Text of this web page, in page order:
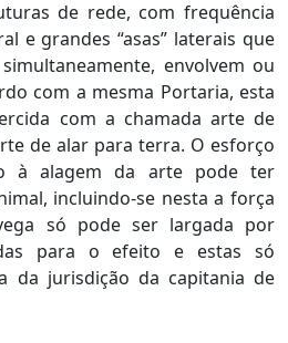
de rede, com frequência
e grandes “asas” laterais que
envolvem ou
com a mesma Portaria, esta
com a chamada arte de
de alar para terra. O esforço
à alagem da arte pode ter
incluindo-se nesta a força
só pode ser largada por
para o efeito e estas só
da jurisdição da capitania de